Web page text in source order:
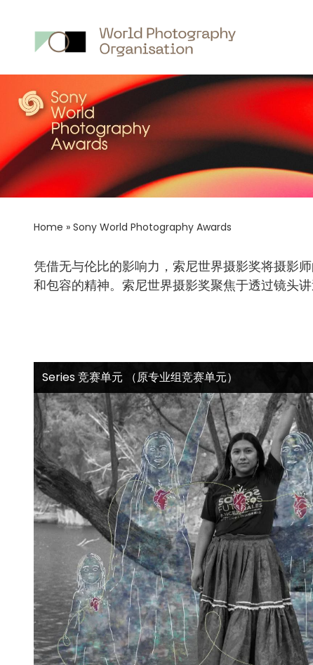
Breadcrumb
Home » Sony World Photography Awards
凭借无与伦比的影响力，索尼世界摄影奖将摄影
和包容的精神。索尼世界摄影奖聚焦于透过镜头
Series 竞赛单元 （原专业组竞赛单元）